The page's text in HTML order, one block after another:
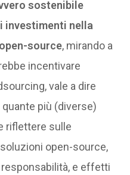
sostenibile
investimenti nella
source, mirando a
incentivare
vale a dire
più (diverse)
riflettere sulle
open-source,
e effetti